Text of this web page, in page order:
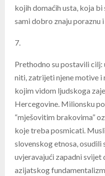
kojih domaćih usta, koja
sami dobro znaju poraznu
7.
Prethodno su postavili
niti, zatrijeti njene motive
kojim vidom ljudskoga
Hercegovine. Milionsku
“mješovitim brakovima”
koje treba posmicati.
slovenskog etnosa,
uvjeravajući zapadni svijet
azijatskog